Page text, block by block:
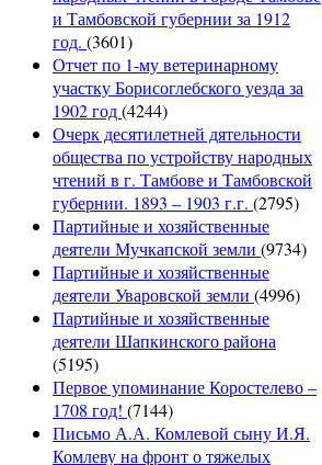
и Тамбовской губернии за 1912
год. (3601)
Отчет по 1-му ветеринарному
участку Борисоглебского уезда за
1902 год(4244)
Очерк десятилетней дятельности
общества по устройству народных
чтений в г. Тамбове и Тамбовской
губернии. 1893 – 1903 г.г. (2795)
Партийные и хозяйственные
деятели Мучкапской земли (9734)
Партийные и хозяйственные
деятели Уваровской земли (4996)
Партийные и хозяйственные
деятели Шапкинского района
(5195)
Первое упоминание Коростелево –
1708 год! (7144)
Письмо А.А. Комлевой сыну И.Я.
Комлеву на фронт о тяжелых